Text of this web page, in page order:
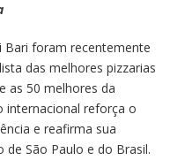
Bari foram recentemente
das melhores pizzarias
as 50 melhores da
internacional reforça o
e reafirma sua
São Paulo e do Brasil.